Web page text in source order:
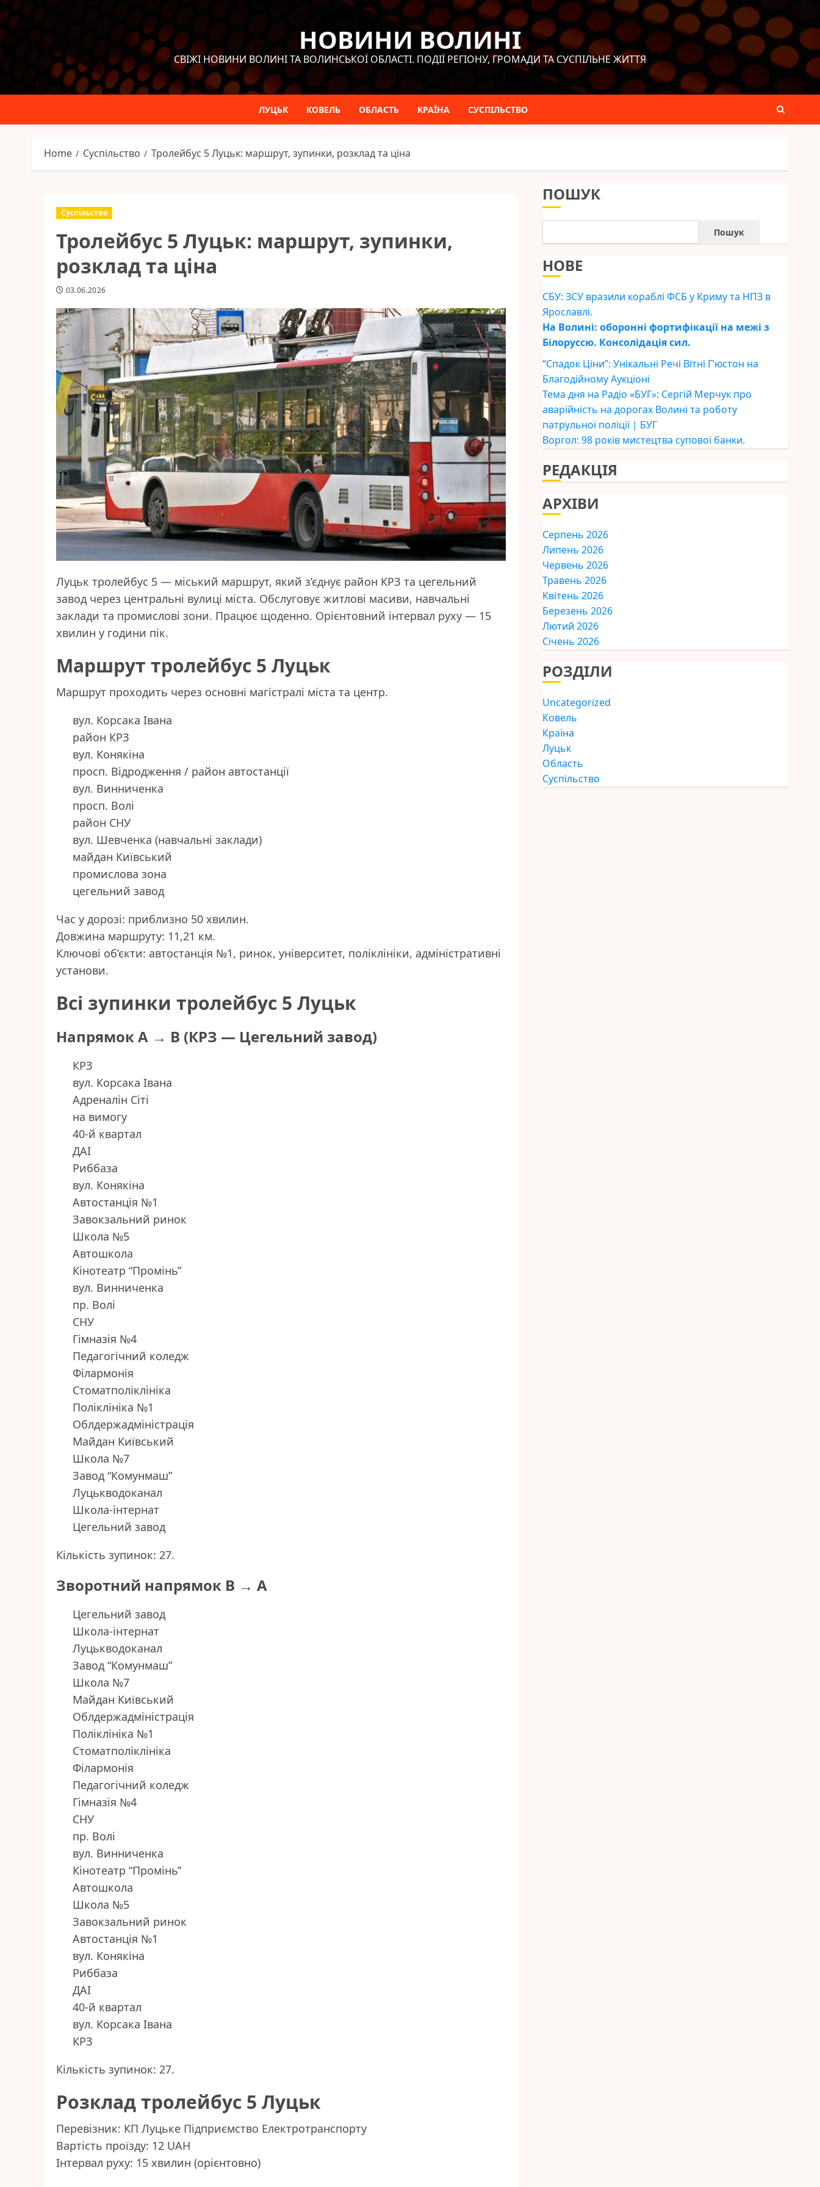
Skip
to
НОВИНИ ВОЛИНІ
СВІЖІ НОВИНИ ВОЛИНІ ТА ВОЛИНСЬКОЇ ОБЛАСТІ. ПОДІЇ РЕГІОНУ, ГРОМАДИ ТА СУСПІЛЬНЕ ЖИТТЯ
ЛУЦЬК КОВЕЛЬ ОБЛАСТЬ КРАЇНА СУСПІЛЬСТВО
Home Суспільство Тролейбус 5 Луцьк: маршрут, зупинки, розклад та ціна
Суспільство
Тролейбус 5 Луцьк: маршрут, зупинки,
розклад та ціна
03.06.2026
Луцьк тролейбус 5 — міський маршрут, який з’єднує район КРЗ та цегельний
завод через центральні вулиці міста. Обслуговує житлові масиви, навчальні
заклади та промислові зони. Працює щоденно. Орієнтовний інтервал руху — 15
хвилин у години пік.
Маршрут тролейбус 5 Луцьк
Маршрут проходить через основні магістралі міста та центр.
вул. Корсака Івана
район КРЗ
вул. Конякіна
просп. Відродження / район автостанції
вул. Винниченка
просп. Волі
район СНУ
вул. Шевченка (навчальні заклади)
майдан Київський
промислова зона
цегельний завод
Час у дорозі: приблизно 50 хвилин.
Довжина маршруту: 11,21 км.
Ключові об’єкти: автостанція №1, ринок, університет, поліклініки, адміністративні
установи.
Всі зупинки тролейбус 5 Луцьк
Напрямок А → B (КРЗ — Цегельний завод)
КРЗ
вул. Корсака Івана
Адреналін Сіті
на вимогу
40-й квартал
ДАІ
Риббаза
вул. Конякіна
Автостанція №1
Завокзальний ринок
Школа №5
Автошкола
Кінотеатр “Промінь”
вул. Винниченка
пр. Волі
СНУ
Гімназія №4
Педагогічний коледж
Філармонія
Стоматполіклініка
Поліклініка №1
Облдержадміністрація
Майдан Київський
Школа №7
Завод “Комунмаш”
Луцькводоканал
Школа-інтернат
Цегельний завод
Кількість зупинок: 27.
Зворотний напрямок B → A
Цегельний завод
Школа-інтернат
Луцькводоканал
Завод “Комунмаш”
Школа №7
Майдан Київський
Облдержадміністрація
Поліклініка №1
Стоматполіклініка
Філармонія
Педагогічний коледж
Гімназія №4
СНУ
пр. Волі
вул. Винниченка
Кінотеатр “Промінь”
Автошкола
Школа №5
Завокзальний ринок
Автостанція №1
вул. Конякіна
Риббаза
ДАІ
40-й квартал
вул. Корсака Івана
КРЗ
Кількість зупинок: 27.
Розклад тролейбус 5 Луцьк
Перевізник: КП Луцьке Підприємство Електротранспорту
Вартість проїзду: 12 UAH
Інтервал руху: 15 хвилин (орієнтовно)
ПОШУК
Пошук
НОВЕ
СБУ: ЗСУ вразили кораблі ФСБ у Криму та НПЗ в
Ярославлі.
На Волині: оборонні фортифікації на межі з
Білоруссю. Консолідація сил.
“Спадок Ціни”: Унікальні Речі Вітні Г’юстон на
Благодійному Аукціоні
Тема дня на Радіо «БУГ»: Сергій Мерчук про
аварійність на дорогах Волині та роботу
патрульної поліції | БУГ
Воргол: 98 років мистецтва супової банки.
РЕДАКЦІЯ
АРХІВИ
Серпень 2026
Липень 2026
Червень 2026
Травень 2026
Квітень 2026
Березень 2026
Лютий 2026
Січень 2026
РОЗДІЛИ
Uncategorized
Ковель
Країна
Луцьк
Область
Суспільство